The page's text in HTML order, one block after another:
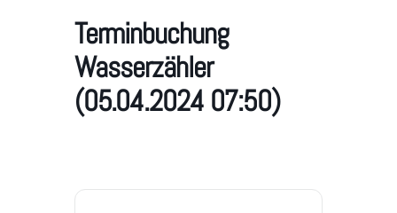
Terminbuchung
Wasserzähler
(05.04.2024 07:50)